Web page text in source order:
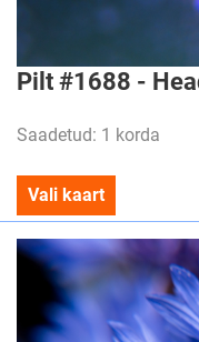
Pilt #1688 -
Saadetud: 1 korda
Vali kaart